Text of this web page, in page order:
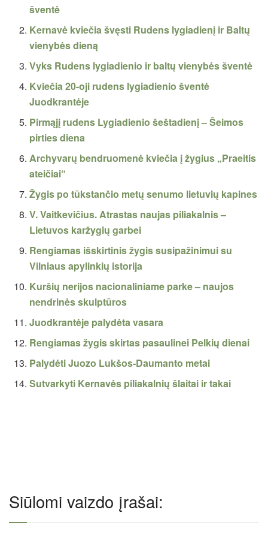
šventė
Kernavė kviečia švęsti Rudens lygiadienį ir Baltų
vienybės dieną
Vyks Rudens lygiadienio ir baltų vienybės šventė
Kviečia 20-oji rudens lygiadienio šventė
Juodkrantėje
Pirmąjį rudens Lygiadienio šeštadienį – Šeimos
pirties diena
Archyvarų bendruomenė kviečia į žygius „Praeitis
ateičiai“
Žygis po tūkstančio metų senumo lietuvių kapines
V. Vaitkevičius. Atrastas naujas piliakalnis –
Lietuvos karžygių garbei
Rengiamas išskirtinis žygis susipažinimui su
Vilniaus apylinkių istorija
Kuršių nerijos nacionaliniame parke – naujos
nendrinės skulptūros
Juodkrantėje palydėta vasara
Rengiamas žygis skirtas pasaulinei Pelkių dienai
Palydėti Juozo Lukšos-Daumanto metai
Sutvarkyti Kernavės piliakalnių šlaitai ir takai
Siūlomi vaizdo įrašai: